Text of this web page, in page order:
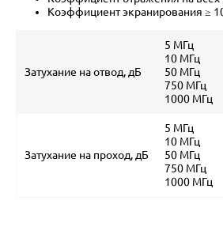
Коэффициент экранирования ≥
Затухание на отвод, дБ
5 МГц
10 МГц
50 МГц
750 МГц
1000 МГц
Затухание на проход, дБ
5 МГц
10 МГц
50 МГц
750 МГц
1000 МГц